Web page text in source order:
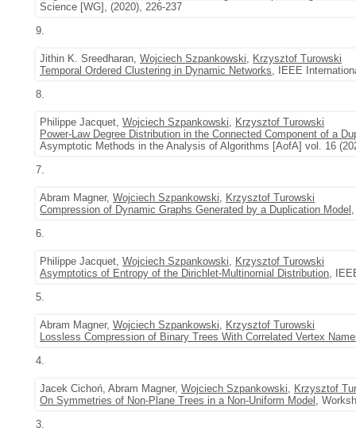
Science [WG], (2020), 226-237
9.
Jithin K. Sreedharan, Wojciech Szpankowski, Krzysztof Turowski
Temporal Ordered Clustering in Dynamic Networks, IEEE
8.
Philippe Jacquet, Wojciech Szpankowski, Krzysztof Turowski
Power-Law Degree Distribution in the Connected Component of a
Asymptotic Methods in the Analysis of Algorithms [AofA] vol. 16
7.
Abram Magner, Wojciech Szpankowski, Krzysztof Turowski
Compression of Dynamic Graphs Generated by a Duplication Model ,
6.
Philippe Jacquet, Wojciech Szpankowski, Krzysztof Turowski
Asymptotics of Entropy of the Dirichlet-Multinomial Distribution,
5.
Abram Magner, Wojciech Szpankowski, Krzysztof Turowski
Lossless Compression of Binary Trees With Correlated Vertex
4.
Jacek Cichoń, Abram Magner, Wojciech Szpankowski, Krzysztof
On Symmetries of Non-Plane Trees in a Non-Uniform Model ,
3.